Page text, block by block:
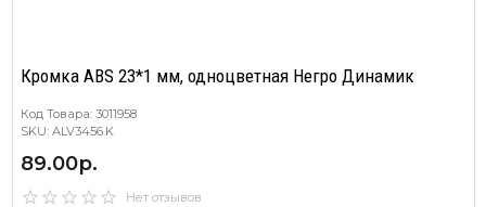
Кромка ABS 23*1 мм, одноцветная Негро Динамик
Код Товара: 3011958
SKU: ALV3456.K
89.00р.
Нет отзывов